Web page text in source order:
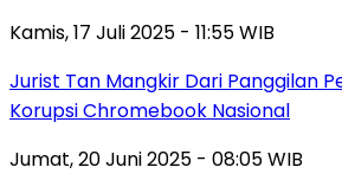
Kamis, 17 Juli 2025 - 11:55 WIB
Jurist Tan Mangkir Dari Panggilan
Korupsi Chromebook Nasional
Jumat, 20 Juni 2025 - 08:05 WIB